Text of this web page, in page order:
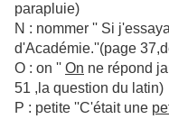
parapluie)
N : nommer '' Si
d'Académie.''(page
O : on '' On ne répond
51 ,la question du latin)
P : petite ''C'était une